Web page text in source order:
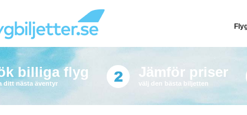
billiga flyg
ditt nästa äventyr
Jämför priser
välj den bästa biljetten